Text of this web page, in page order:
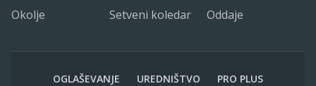
Okolje
Setveni koledar Oddaje
OGLAŠEVANJE UREDNIŠTVO PRO PLUS